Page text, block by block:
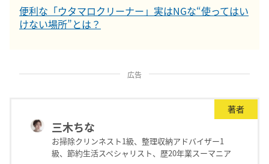
便利な「ウタマロクリーナー」実はNGな“使ってはい
けない場所”とは？
広告
著者
三木ちな
お掃除クリンネスト1級、整理収納アドバイザー1
級、節約生活スペシャリスト、歴20年業スーマニア